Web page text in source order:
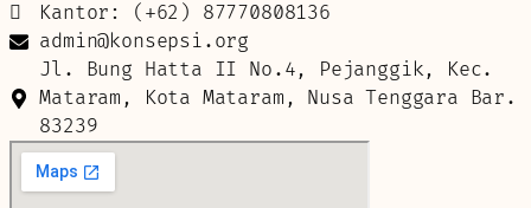
Kantor: (+62) 87770808136
admin@konsepsi.org
Jl. Bung Hatta II No.4, Pejanggik, Kec.
Mataram, Kota Mataram, Nusa Tenggara Bar.
83239